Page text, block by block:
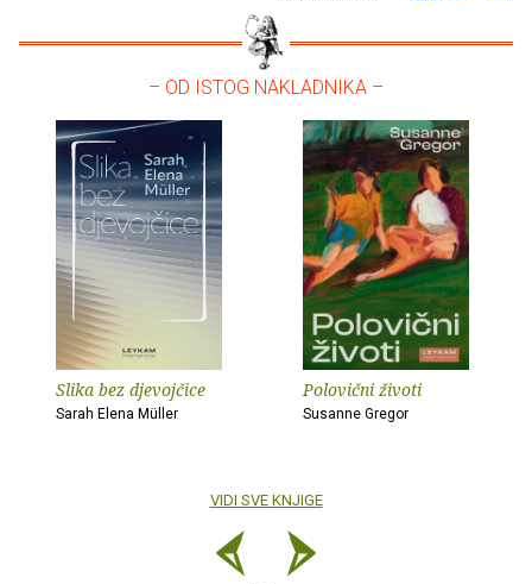
– OD ISTOG NAKLADNIKA –
Slika bez djevojčice
Sarah Elena Müller
Polovični životi
Susanne Gregor
VIDI SVE KNJIGE